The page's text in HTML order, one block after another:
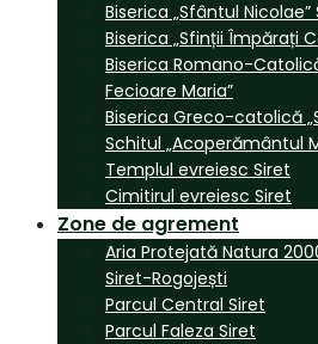
Biserica „Sfântul Nicolae”
Biserica „Sfinții Împărați
Biserica Romano-
Fecioare Maria”
Biserica Greco-catolică
Schitul „Acoperământul
Templul evreiesc Siret
Cimitirul evreiesc Siret
Zone de agrement
Aria Protejată Natura
Siret-Rogojești
Parcul Central Siret
Parcul Faleza Siret